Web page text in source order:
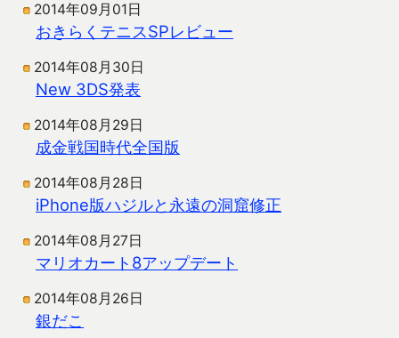
2014年09月01日
おきらくテニスSPレビュー
2014年08月30日
New 3DS発表
2014年08月29日
成金戦国時代全国版
2014年08月28日
iPhone版ハジルと永遠の洞窟修正
2014年08月27日
マリオカート8アップデート
2014年08月26日
銀だこ